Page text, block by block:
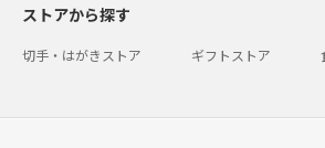
ストアから探す
切手・はがきストア ギフトストア